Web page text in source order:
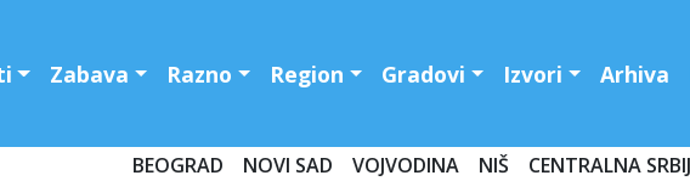
Zabava Razno Region Gradovi Izvori Arhiva
BEOGRAD NOVI SAD VOJVODINA NIŠ CENTRALNA